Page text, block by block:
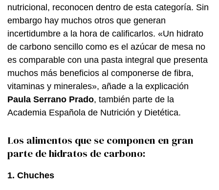
nutricional, reconocen dentro de esta categoría. Sin
embargo hay muchos otros que generan
incertidumbre a la hora de calificarlos. «Un hidrato
de carbono sencillo como es el azúcar de mesa no
es comparable con una pasta integral que presenta
muchos más beneficios al componerse de fibra,
vitaminas y minerales», añade a la explicación
Paula Serrano Prado, también parte de la
Academia Española de Nutrición y Dietética.
Los alimentos que se componen en gran
parte de hidratos de carbono:
1. Chuches